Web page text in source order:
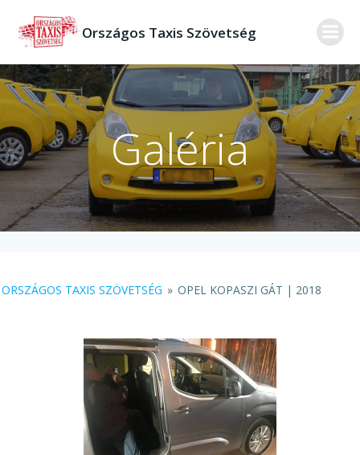
to
Országos Taxis Szövetség
Galéria
ORSZÁGOS TAXIS SZÖVETSÉG » OPEL KOPASZI GÁT | 2018